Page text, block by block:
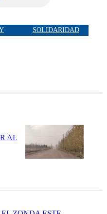
SOLIDARIDAD
AL